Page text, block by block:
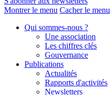
Montrer le menu Cacher le menu
Qui sommes-nous ?
Une association
Les chiffres clés
Gouvernance
Publications
Actualités
Rapports d'activités
Newsletters